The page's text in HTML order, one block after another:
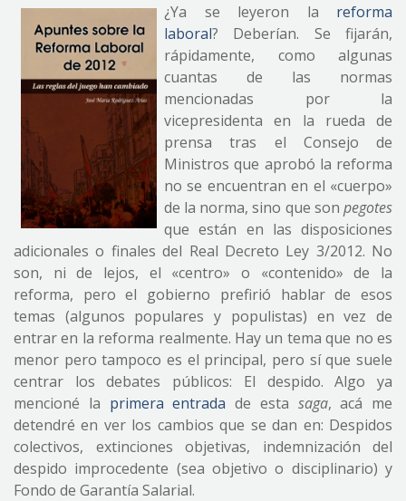
¿Ya se leyeron la reforma
laboral? Deberían. Se fijarán,
rápidamente, como algunas
cuantas de las normas
mencionadas por la
vicepresidenta en la rueda de
prensa tras el Consejo de
Ministros que aprobó la reforma
no se encuentran en el «cuerpo»
de la norma, sino que son pegotes
que están en las disposiciones
adicionales o finales del Real Decreto Ley 3/2012. No
son, ni de lejos, el «centro» o «contenido» de la
reforma, pero el gobierno prefirió hablar de esos
temas (algunos populares y populistas) en vez de
entrar en la reforma realmente. Hay un tema que no es
menor pero tampoco es el principal, pero sí que suele
centrar los debates públicos: El despido. Algo ya
mencioné la primera entrada de esta saga, acá me
detendré en ver los cambios que se dan en: Despidos
colectivos, extinciones objetivas, indemnización del
despido improcedente (sea objetivo o disciplinario) y
Fondo de Garantía Salarial.